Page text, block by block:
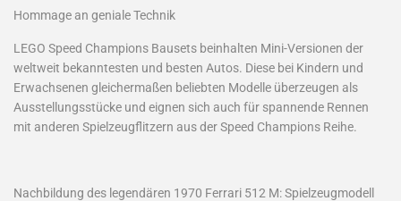
Hommage an geniale Technik
LEGO Speed Champions Bausets beinhalten Mini-Versionen der
weltweit bekanntesten und besten Autos. Diese bei Kindern und
Erwachsenen gleichermaßen beliebten Modelle überzeugen als
Ausstellungsstücke und eignen sich auch für spannende Rennen
mit anderen Spielzeugflitzern aus der Speed Champions Reihe.
Nachbildung des legendären 1970 Ferrari 512 M: Spielzeugmodell